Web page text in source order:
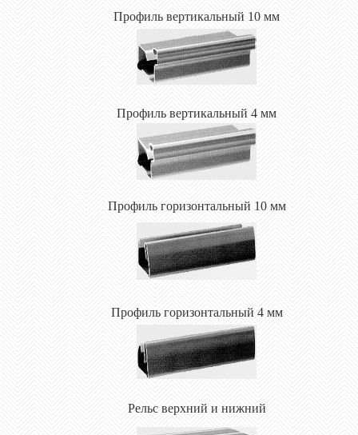
Профиль вертикальный 10 мм
Профиль вертикальный 4 мм
Профиль горизонтальный 10 мм
Профиль горизонтальный 4 мм
Рельс верхний и нижний